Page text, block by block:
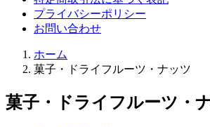
プライバシーポリシー
お問い合わせ
ホーム
菓子・ドライフルーツ・ナッツ
菓子・ドライフルーツ・